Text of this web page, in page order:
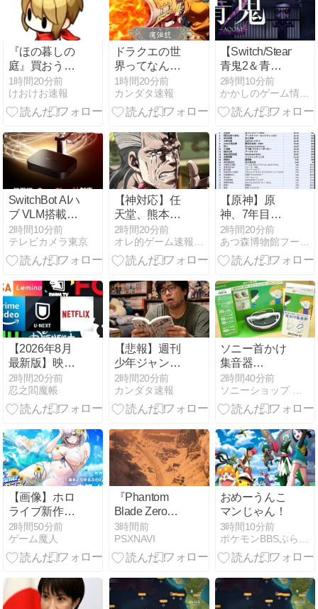
『ほの暮しの
庭』買おうか
迷ってるけど
ボリュームは
どんなもんな
1時間20分前
けおけお速報
ドラクエの世
界ってなんで
銃ないの？
1時間20分前
カンダタ速報
【Switch/Steam】
青鬼2＆青鬼
臨海学校／
LiTMUS
2時間10分前
SwitchBot AIハ
ブ VLM搭載で
賢いスマート
ホーム管理
2時間10分前
テレビカメラ東京
【神対応】任
天堂、熊本地
震の被災者向
けに製品修理
を無償対応
援金5000万円
を寄付！！
2時間20分前
【原神】原
神、7年目に
して最盛期を
迎える⁉
2時間20分前
【2026年8月
最新版】映像
系サブスクリ
プションサー
ビスまとめ｜
NEXT
Amazonプラ
イムビデオ デ
ィズニープラ
ス Hulu FOD
プレミアム 動
画配信サービ
ス
2時間20分前
忍之閻魔帳
【悲報】週刊
少年ジャンプ
さん、最大発
行部数653万
部から急降下
万部を割って
しまう
wwwwww
2時間20分前
カンダタ速報
ソニー首かけ
集音器
「SMR-10」
ホワイトが販
売店向け出荷
トアでは在庫
販売中
2時間40分前
【画像】ホロ
ライブ新作ソ
シャゲ、また
えちえち水着
ガチャｗｗ
2時間50分前
ゲーム魔人
『Phantom
Blade Zero』
の開発が完
了。約11分の
プレオーダー
予告
3時間前
PSXNAVI
おめーうんこ
マンじゃん！
3時間10分前